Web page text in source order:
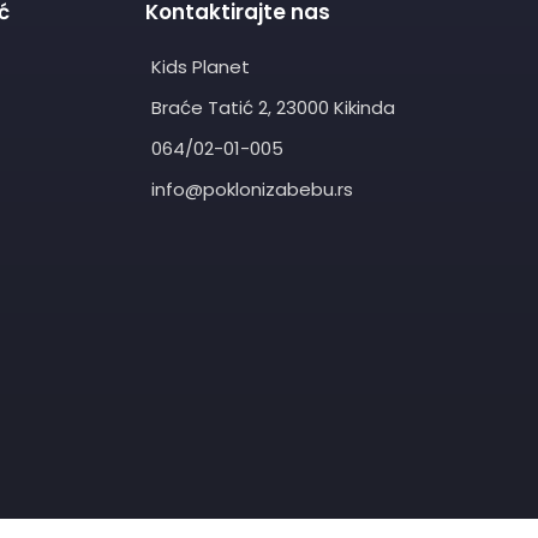
Kontaktirajte nas
Kids Planet
Braće Tatić 2, 23000 Kikinda
064/02-01-005
info@poklonizabebu.rs